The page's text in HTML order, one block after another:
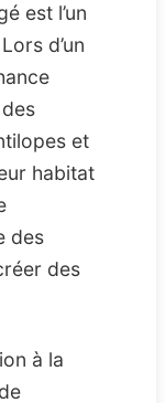
est l’un
d’un
et
habitat
des
des